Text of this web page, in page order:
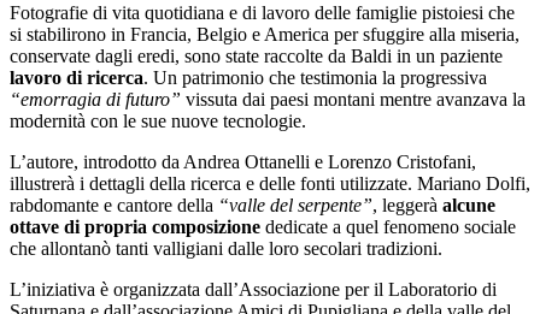
Fotografie di vita quotidiana e di lavoro delle famiglie pistoiesi che
si stabilirono in Francia, Belgio e America per sfuggire alla miseria,
conservate dagli eredi, sono state raccolte da Baldi in un paziente
lavoro di ricerca. Un patrimonio che testimonia la progressiva
“emorragia di futuro” vissuta dai paesi montani mentre avanzava la
modernità con le sue nuove tecnologie.
L’autore, introdotto da Andrea Ottanelli e Lorenzo Cristofani,
illustrerà i dettagli della ricerca e delle fonti utilizzate. Mariano Dolfi,
rabdomante e cantore della “valle del serpente”, leggerà alcune
ottave di propria composizione dedicate a quel fenomeno sociale
che allontanò tanti valligiani dalle loro secolari tradizioni.
L’iniziativa è organizzata dall’Associazione per il Laboratorio di